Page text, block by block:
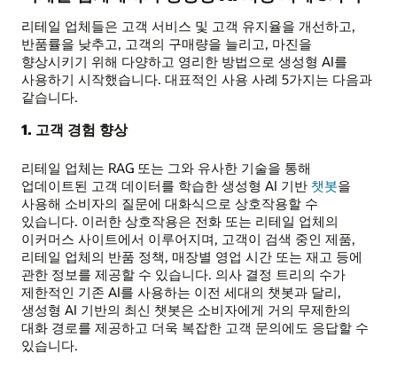
리테일 업체들은 고객 서비스 및 고객 유지율을 개선하고,
반품률을 낮추고, 고객의 구매량을 늘리고, 마진을
향상시키기 위해 다양하고 영리한 방법으로 생성형 AI를
사용하기 시작했습니다. 대표적인 사용 사례 5가지는 다음과
같습니다.
1. 고객 경험 향상
리테일 업체는 RAG 또는 그와 유사한 기술을 통해
업데이트된 고객 데이터를 학습한 생성형 AI 기반 챗봇을
사용해 소비자의 질문에 대화식으로 상호작용할 수
있습니다. 이러한 상호작용은 전화 또는 리테일 업체의
이커머스 사이트에서 이루어지며, 고객이 검색 중인 제품,
리테일 업체의 반품 정책, 매장별 영업 시간 또는 재고 등에
관한 정보를 제공할 수 있습니다. 의사 결정 트리의 수가
제한적인 기존 AI를 사용하는 이전 세대의 챗봇과 달리,
생성형 AI 기반의 최신 챗봇은 소비자에게 거의 무제한의
대화 경로를 제공하고 더욱 복잡한 고객 문의에도 응답할 수
있습니다.